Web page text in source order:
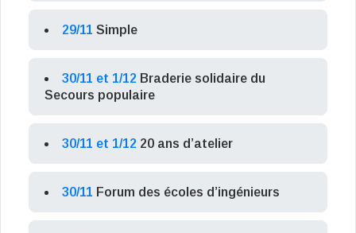
29/11 Simple
30/11 et 1/12 Braderie solidaire du
Secours populaire
30/11 et 1/12 20 ans d’atelier
30/11 Forum des écoles d’ingénieurs